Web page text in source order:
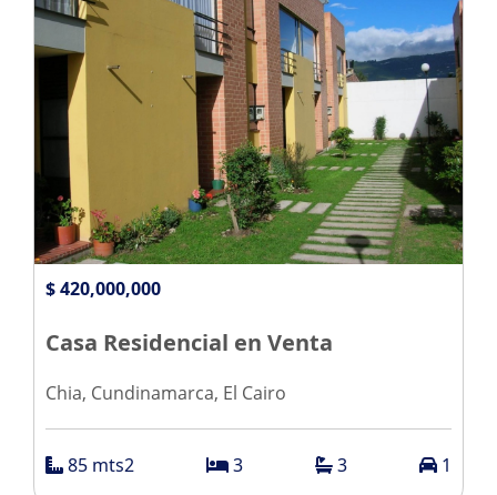
$ 420,000,000
Casa Residencial en Venta
Chia, Cundinamarca, El Cairo
85 mts2 3 3 1